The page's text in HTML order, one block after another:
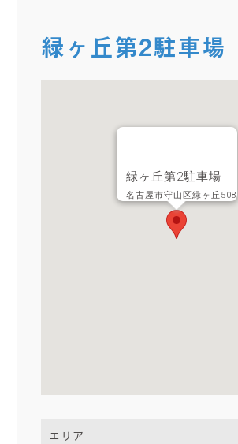
緑ヶ丘第2駐車場
緑ヶ丘第2駐車場
名古屋市守山区緑ヶ丘508
エリア